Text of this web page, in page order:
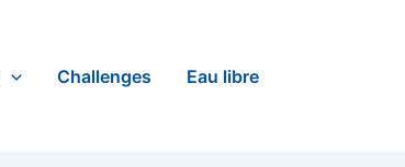
Challenges Eau libre